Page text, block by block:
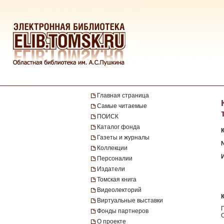
Главная страница
Самые читаемые
ПОИСК
Каталог фонда
Газеты и журналы
Коллекции
Персоналии
Издатели
Томская книга
Видеолекторий
Виртуальные выставки
Фонды партнеров
О проекте